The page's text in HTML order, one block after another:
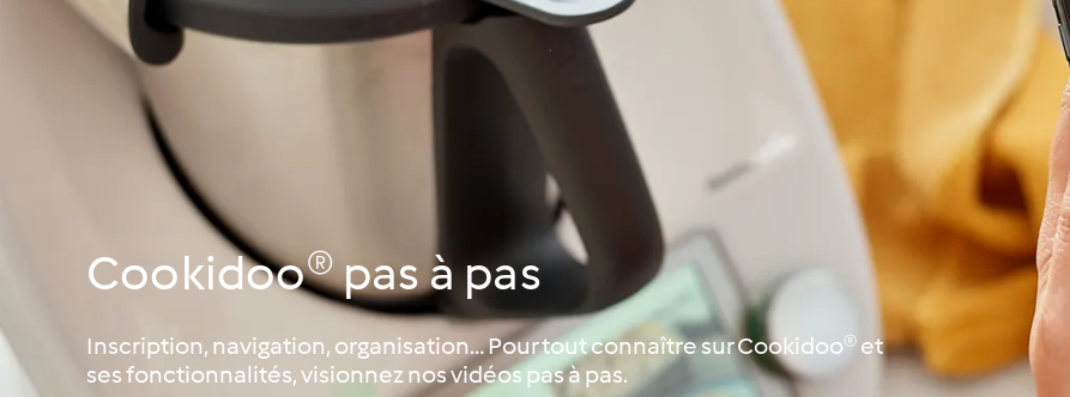
Cuisine de tous les jours
Régimes particuliers et
Occasions spéciales et
Cookidoo® pas à pas
Inscription, navigation, organisation… Pour tout connaître sur Cookidoo® et
ses fonctionnalités, visionnez nos vidéos pas à pas.